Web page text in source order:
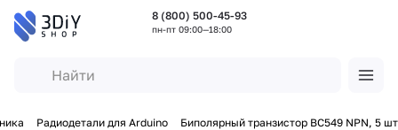
8 (800) 500-45-93
пн-пт 09:00—18:00
Радиодетали для Arduino Биполярный транзистор BC549 NPN, 5 шт